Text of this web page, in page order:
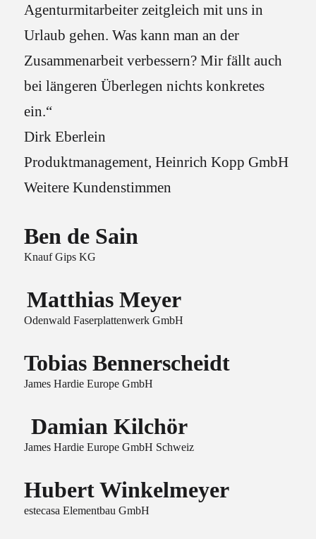
Agenturmitarbeiter zeitgleich mit uns in
Urlaub gehen. Was kann man an der
Zusammenarbeit verbessern? Mir fällt auch
bei längeren Überlegen nichts konkretes
ein.“
Dirk Eberlein
Produktmanagement, Heinrich Kopp GmbH
Weitere Kundenstimmen
Ben de Sain
Knauf Gips KG
Matthias Meyer
Odenwald Faserplattenwerk GmbH
Tobias Bennerscheidt
James Hardie Europe GmbH
Damian Kilchör
James Hardie Europe GmbH Schweiz
Hubert Winkelmeyer
estecasa Elementbau GmbH